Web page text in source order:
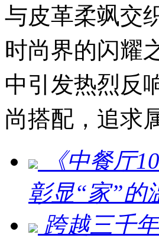
与皮革柔飒交
时尚界的闪耀
中引发热烈反
尚搭配，追求
《中餐厅
彰显“家”的
跨越三千